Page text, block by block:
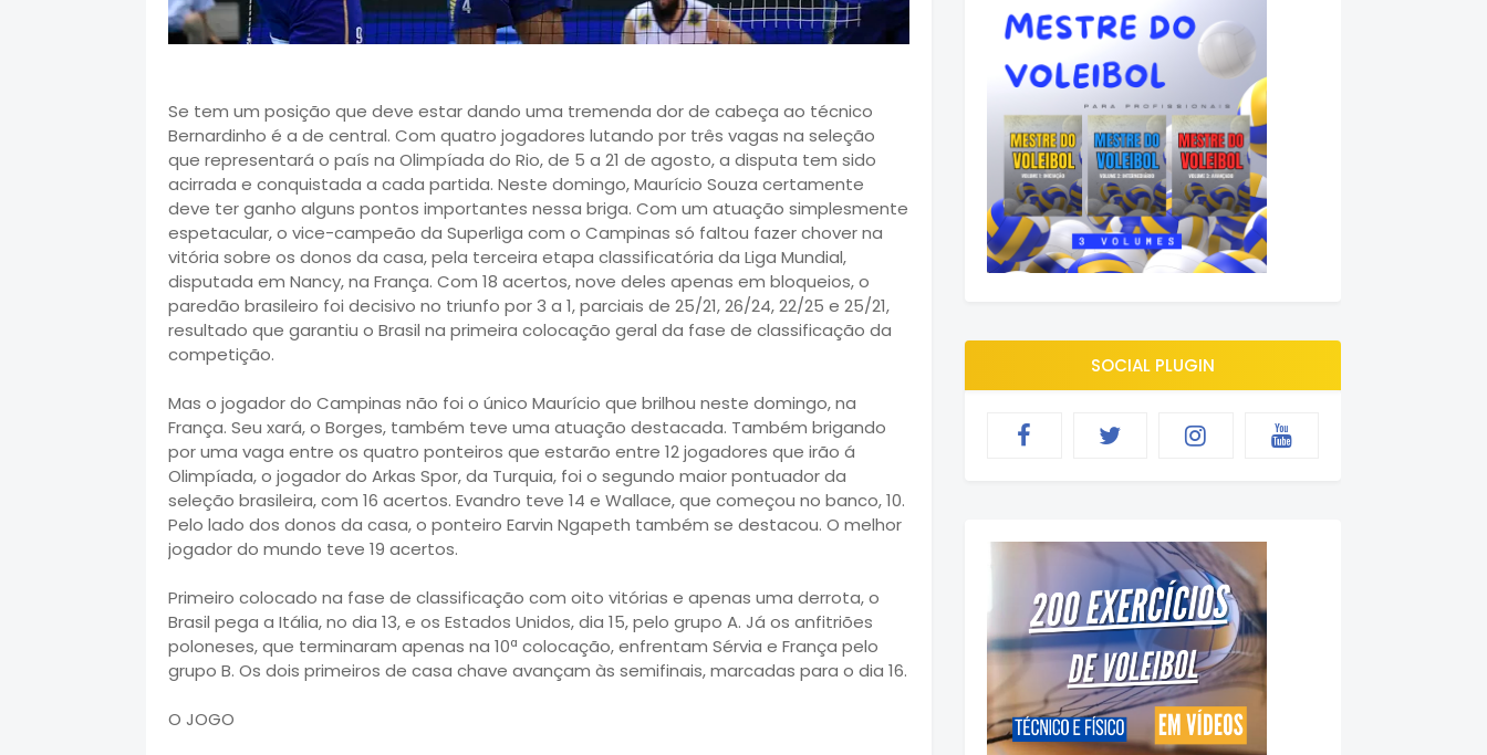
Se tem um posição que deve estar dando uma tremenda dor de cabeça ao técnico
Bernardinho é a de central. Com quatro jogadores lutando por três vagas na seleção
que representará o país na Olimpíada do Rio, de 5 a 21 de agosto, a disputa tem sido
acirrada e conquistada a cada partida. Neste domingo, Maurício Souza certamente
deve ter ganho alguns pontos importantes nessa briga. Com um atuação simplesmente
espetacular, o vice-campeão da Superliga com o Campinas só faltou fazer chover na
vitória sobre os donos da casa, pela terceira etapa classificatória da Liga Mundial,
disputada em Nancy, na França. Com 18 acertos, nove deles apenas em bloqueios, o
paredão brasileiro foi decisivo no triunfo por 3 a 1, parciais de 25/21, 26/24, 22/25 e 25/21,
resultado que garantiu o Brasil na primeira colocação geral da fase de classificação da
competição.
Mas o jogador do Campinas não foi o único Maurício que brilhou neste domingo, na
França. Seu xará, o Borges, também teve uma atuação destacada. Também brigando
por uma vaga entre os quatro ponteiros que estarão entre 12 jogadores que irão á
Olimpíada, o jogador do Arkas Spor, da Turquia, foi o segundo maior pontuador da
seleção brasileira, com 16 acertos. Evandro teve 14 e Wallace, que começou no banco, 10.
Pelo lado dos donos da casa, o ponteiro Earvin Ngapeth também se destacou. O melhor
jogador do mundo teve 19 acertos.
Primeiro colocado na fase de classificação com oito vitórias e apenas uma derrota, o
Brasil pega a Itália, no dia 13, e os Estados Unidos, dia 15, pelo grupo A. Já os anfitriões
poloneses, que terminaram apenas na 10ª colocação, enfrentam Sérvia e França pelo
grupo B. Os dois primeiros de casa chave avançam às semifinais, marcadas para o dia 16.
O JOGO
SOCIAL PLUGIN